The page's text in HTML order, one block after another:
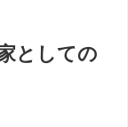
としての